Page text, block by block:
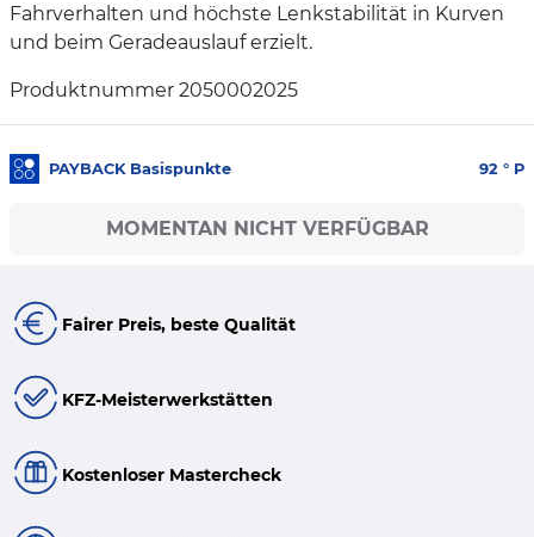
Fahrverhalten und höchste Lenkstabilität in Kurven
und beim Geradeauslauf erzielt.
Produktnummer 2050002025
PAYBACK Basispunkte 92 ° P
MOMENTAN NICHT VERFÜGBAR
Fairer Preis, beste Qualität
KFZ-Meisterwerkstätten
Kostenloser Mastercheck